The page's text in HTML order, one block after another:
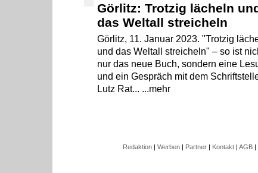
Görlitz: Trotzig lächeln
das Weltall streicheln
Görlitz, 11. Januar 2023. "Trotzig
und das Weltall streicheln" – so ist
nur das neue Buch, sondern eine
und ein Gespräch mit dem
Lutz Rat... ...mehr
Redaktion | Werben | Partner | Kontakt | AGB |